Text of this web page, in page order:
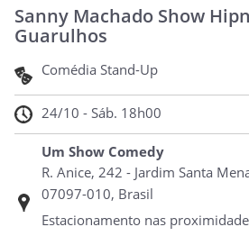
Sanny Machado Show
Guarulhos
Comédia Stand-Up
24/10 - Sáb. 18h00
Um Show Comedy
R. Anice, 242 - Jardim Santa
07097-010, Brasil
Estacionamento nas